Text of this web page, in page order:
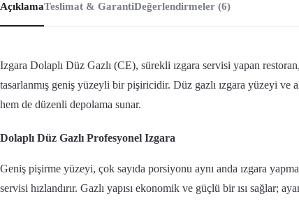
AçıklamaTeslimat & GarantiDeğerlendirmeler (6)
Izgara Dolaplı Düz Gazlı (CE), sürekli ızgara servisi yapan
tasarlanmış geniş yüzeyli bir pişiricidir. Düz gazlı ızgara yüzeyi ve
hem de düzenli depolama sunar.
Dolaplı Düz Gazlı Profesyonel Izgara
Geniş pişirme yüzeyi, çok sayıda porsiyonu aynı anda ızgara
servisi hızlandırır. Gazlı yapısı ekonomik ve güçlü bir ısı sağlar;